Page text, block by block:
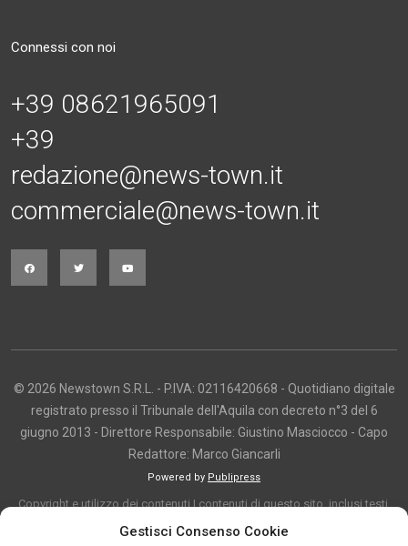
Gestisci Consenso Cookie
Connessi con noi
+39 08621965091
+39
redazione@news-town.it
commerciale@news-town.it
© 2026 Newstown S.R.L. - P.IVA: 02116420668 - Quotidiano digitale
registrato presso il Tribunale dell'Aquila con decreto n°3 del 6
giugno 2013 - Direttore Responsabile: Giustino Masciocco - Capo
Redattore: Marco Giancarli
Powered by Publipress
Copyright e utilizzo dei contenuti I contenuti di questo sito, inclusi testi,
articoli, immagini, fotografie, video e grafica, sono protetti da copyright e